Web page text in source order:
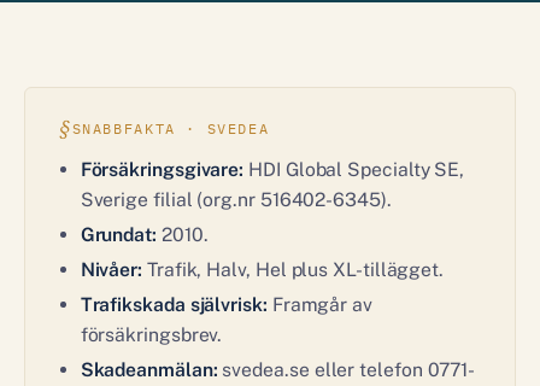
SNABBFAKTA · SVEDEA
Försäkringsgivare: HDI Global Specialty SE,
Sverige filial (org.nr 516402-6345).
Grundat: 2010.
Nivåer: Trafik, Halv, Hel plus XL-tillägget.
Trafikskada självrisk: Framgår av
försäkringsbrev.
Skadeanmälan: svedea.se eller telefon 0771-